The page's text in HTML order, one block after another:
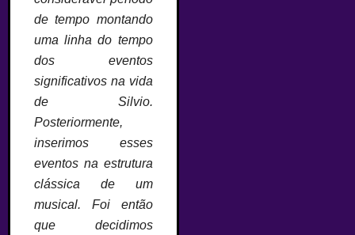
de tempo montando
uma linha do tempo
dos eventos
significativos na vida
de Silvio.
Posteriormente,
inserimos esses
eventos na estrutura
clássica de um
musical. Foi então
que decidimos